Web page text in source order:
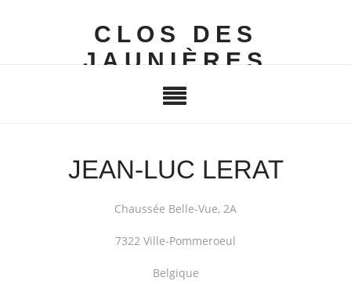
CLOS DES
JAUNIÈRES
JEAN-LUC LERAT
Chaussée Belle-Vue, 2A
7322 Ville-Pommeroeul
Belgique